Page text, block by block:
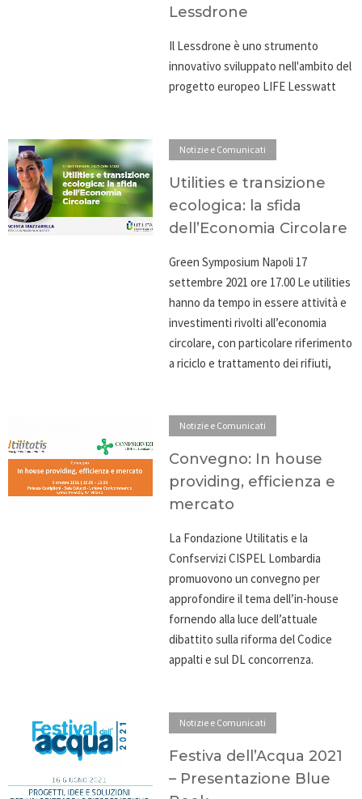
Lessdrone
Il Lessdrone è uno strumento
innovativo sviluppato nell'ambito del
progetto europeo LIFE Lesswatt
Notizie e Comunicati
Utilities e transizione
ecologica: la sfida
dell’Economia Circolare
Green Symposium Napoli 17
settembre 2021 ore 17.00 Le utilities
hanno da tempo in essere attività e
investimenti rivolti all’economia
circolare, con particolare riferimento
a riciclo e trattamento dei rifiuti,
Notizie e Comunicati
Convegno: In house
providing, efficienza e
mercato
La Fondazione Utilitatis e la
Confservizi CISPEL Lombardia
promuovono un convegno per
approfondire il tema dell’in-house
fornendo alla luce dell’attuale
dibattito sulla riforma del Codice
appalti e sul DL concorrenza.
Notizie e Comunicati
Festiva dell’Acqua 2021
– Presentazione Blue